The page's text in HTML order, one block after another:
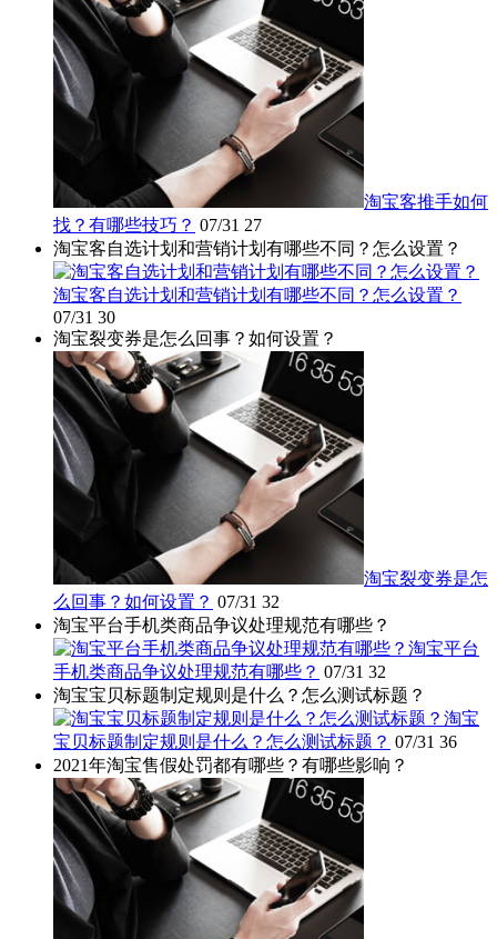
淘宝客推手如何
找？有哪些技巧？ 07/31 27
淘宝客自选计划和营销计划有哪些不同？怎么设置？
淘宝客自选计划和营销计划有哪些不同？怎么设置？
07/31 30
淘宝裂变券是怎么回事？如何设置？
淘宝裂变券是怎
么回事？如何设置？ 07/31 32
淘宝平台手机类商品争议处理规范有哪些？
淘宝平台
手机类商品争议处理规范有哪些？ 07/31 32
淘宝宝贝标题制定规则是什么？怎么测试标题？
淘宝
宝贝标题制定规则是什么？怎么测试标题？ 07/31 36
2021年淘宝售假处罚都有哪些？有哪些影响？